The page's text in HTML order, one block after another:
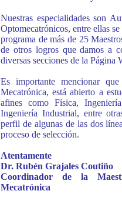
Nuestras especialidades son
Optomecatrónicos, entre ellas
programa de más de 25
de otros logros que damos a
diversas secciones de la Página
Es importante mencionar
Mecatrónica, está abierto a
afines como Física,
Ingeniería Industrial, entre
perfil de algunas de las dos
proceso de selección.
Atentamente
Dr. Rubén Grajales Coutiño
Coordinador de la
Mecatrónica